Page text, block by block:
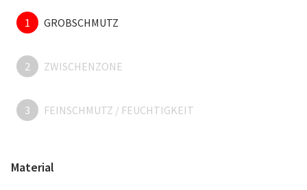
1 GROBSCHMUTZ
2 ZWISCHENZONE
3 FEINSCHMUTZ / FEUCHTIGKEIT
Material